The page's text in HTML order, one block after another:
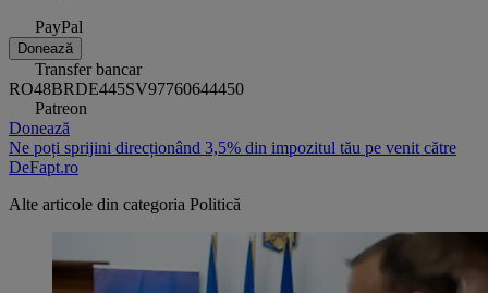
PayPal
Donează
Transfer bancar
RO48BRDE445SV97760644450
Patreon
Donează
Ne poți sprijini direcționând 3,5% din impozitul tău pe venit către
DeFapt.ro
Alte articole din categoria Politică